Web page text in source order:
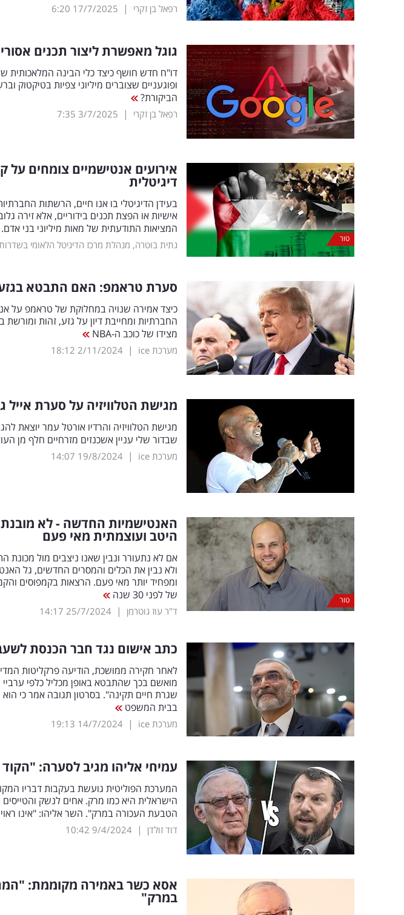
רפאל בן זקרי |
17/7/2025
6:20
גוגל מאפשרת ליצור תכנים
דו"ח חדש חושף כיצד כלי הבינה המלאכותית
ופוגעניים שצוברים מיליוני צפיות בטיקטוק
הביקורת?
רפאל בן זקרי |
3/7/2025
7:35
טור
אירועים אנטישמיים צומחים
דיגיטלית
בעידן הדיגיטלי בו אנו חיים, הרשתות
אישיות או הפצת תכנים בידוריים, אלא
המציאות התודעתית של מאות מיליוני בני אדם.
גתית בוטרה, מנהלת מרכז הדיגיטל הלאומי
סערת טראמפ: האם התבטא
כיצד אמירה שנויה במחלוקת של טראמפ על
החברתיות ומחייבת דיון על גזע, זהות ומורשת
מצידו של כוכב ה-NBA
מערכת ice |
2/11/2024
18:12
מגישת הטלוויזיה על סערת אייל
מגישת הטלוויזיה והרדיו אורטל עמר יוצאת
שבדור שלי עניין אשכנזים מזרחיים חלף מן
מערכת ice |
19/8/2024
14:07
טור
האנטישמיות החדשה - לא
היטב ועוצמתית מאי פעם
אם לא נתעורר ונבין שאנו ניצבים מול
ומפחיד יותר מאי פעם. הרצאות בקמפוסים
של לפני 30 שנה
ד"ר עוז גוטרמן |
25/7/2024
14:17
כתב אישום נגד חבר הכנסת
לאחר חקירה ממושכת, הודיעה פרקליטות
מואשם בכך שהתבטא באופן מכליל כלפי
שגרת חיים תקינה". בסרטון תגובה אמר כי
בבית המשפט
מערכת ice |
14/7/2024
19:13
עמיחי אליהו מגיב לסערה:
המערכת הפוליטית גועשת בעקבות דבריו
הישראלית היא כמו מרק. אחים לנשק
הטבעת העכורה במרק". השר אליהו: "אינו
דוד זולדן |
9/4/2024
10:42
אסא כשר באמירה מקוממת:
במרק"